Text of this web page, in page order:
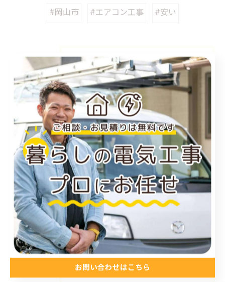
#岡山市 #エアコン工事 #安い
カテゴリー Categories
全てのカテゴリー
福山市のエアコン工事
尾道市のエアコン工事
倉敷市のエアコン工事
アンテナ工事
電気工事
お知らせ
施工事例
お得情報
コラム
プライベート
お問い合わせはこちら